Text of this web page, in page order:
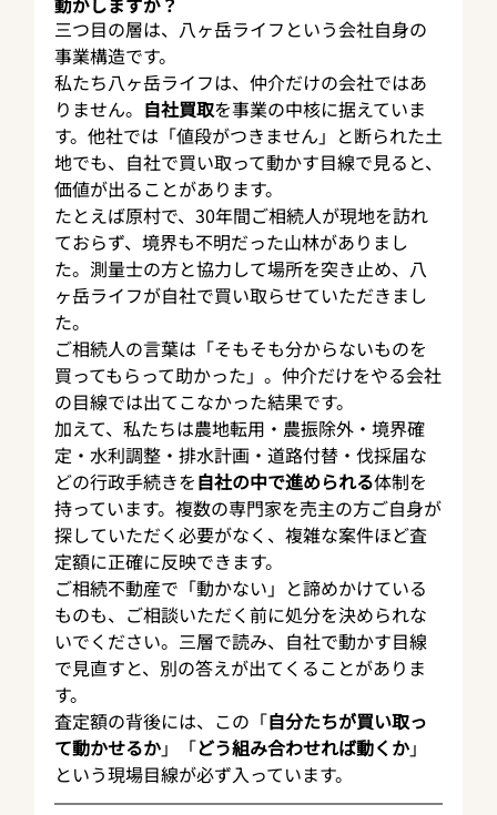
三つ目の層は、八ヶ岳ライフという会社自身の
事業構造です。
私たち八ヶ岳ライフは、仲介だけの会社ではあ
りません。 自社買取を事業の中核に据えていま
す。他社では「値段がつきません」と断られた土
地でも、自社で買い取って動かす目線で見ると、
価値が出ることがあります。
たとえば原村で、30年間ご相続人が現地を訪れ
ておらず、境界も不明だった山林がありまし
た。測量士の方と協力して場所を突き止め、八
ヶ岳ライフが自社で買い取らせていただきまし
た。
ご相続人の言葉は「そもそも分からないものを
買ってもらって助かった」。仲介だけをやる会社
の目線では出てこなかった結果です。
加えて、私たちは農地転用・農振除外・境界確
定・水利調整・排水計画・道路付替・伐採届な
どの行政手続きを自社の中で進められる体制を
持っています。複数の専門家を売主の方ご自身が
探していただく必要がなく、複雑な案件ほど査
定額に正確に反映できます。
ご相続不動産で「動かない」と諦めかけている
ものも、ご相談いただく前に処分を決められな
いでください。三層で読み、自社で動かす目線
で見直すと、別の答えが出てくることがありま
す。
査定額の背後には、この「自分たちが買い取っ
て動かせるか」「どう組み合わせれば動くか」
という現場目線が必ず入っています。